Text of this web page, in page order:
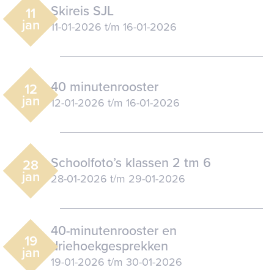
11
jan
Skireis SJL
11-01-2026 t/m 16-01-2026
12
jan
40 minutenrooster
12-01-2026 t/m 16-01-2026
28
jan
Schoolfoto’s klassen 2 tm 6
28-01-2026 t/m 29-01-2026
19
jan
40-minutenrooster en
driehoekgesprekken
19-01-2026 t/m 30-01-2026